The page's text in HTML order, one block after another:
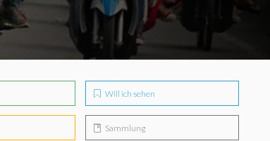
Will ich sehen
Sammlung